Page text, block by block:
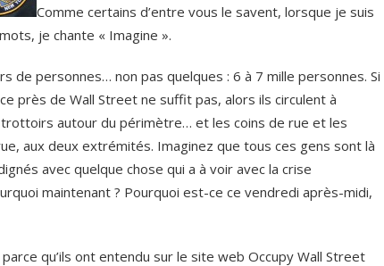
Comme certains d’entre vous le savent, lorsque je suis
je chante « Imagine ».
de personnes… non pas quelques : 6 à 7 mille personnes. Si
près de Wall Street ne suffit pas, alors ils circulent à
autour du périmètre… et les coins de rue et les
aux deux extrémités. Imaginez que tous ces gens sont là
avec quelque chose qui a à voir avec la crise
maintenant ? Pourquoi est-ce ce vendredi après-midi,
qu’ils ont entendu sur le site web Occupy Wall Street